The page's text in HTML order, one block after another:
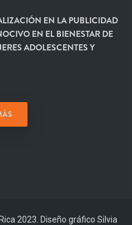
EN LA PUBLICIDAD
EN EL BIENESTAR DE
ADOLESCENTES Y
2023. Diseño gráfico Silvia